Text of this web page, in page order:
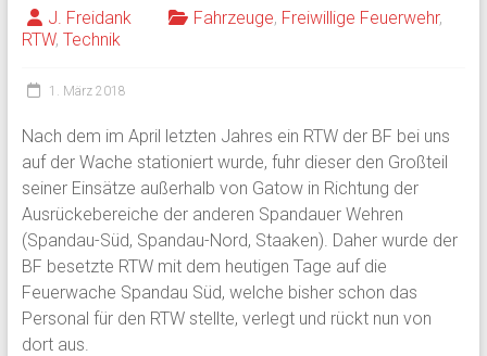
J. Freidank Fahrzeuge, Freiwillige Feuerwehr,
RTW, Technik
1. März 2018
Nach dem im April letzten Jahres ein RTW der BF bei uns
auf der Wache stationiert wurde, fuhr dieser den Großteil
seiner Einsätze außerhalb von Gatow in Richtung der
Ausrückebereiche der anderen Spandauer Wehren
(Spandau-Süd, Spandau-Nord, Staaken). Daher wurde der
BF besetzte RTW mit dem heutigen Tage auf die
Feuerwache Spandau Süd, welche bisher schon das
Personal für den RTW stellte, verlegt und rückt nun von
dort aus.